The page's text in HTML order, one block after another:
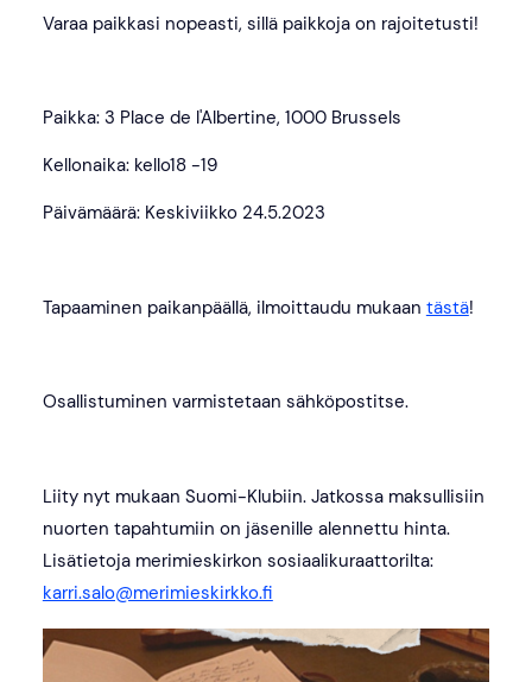
Varaa paikkasi nopeasti, sillä paikkoja on rajoitetusti!
Paikka: 3 Place de l'Albertine, 1000 Brussels
Kellonaika: kello18 -19
Päivämäärä: Keskiviikko 24.5.2023
Tapaaminen paikanpäällä, ilmoittaudu mukaan tästä!
Osallistuminen varmistetaan sähköpostitse.
Liity nyt mukaan Suomi-Klubiin. Jatkossa maksullisiin
nuorten tapahtumiin on jäsenille alennettu hinta.
Lisätietoja merimieskirkon sosiaalikuraattorilta:
karri.salo@merimieskirkko.fi